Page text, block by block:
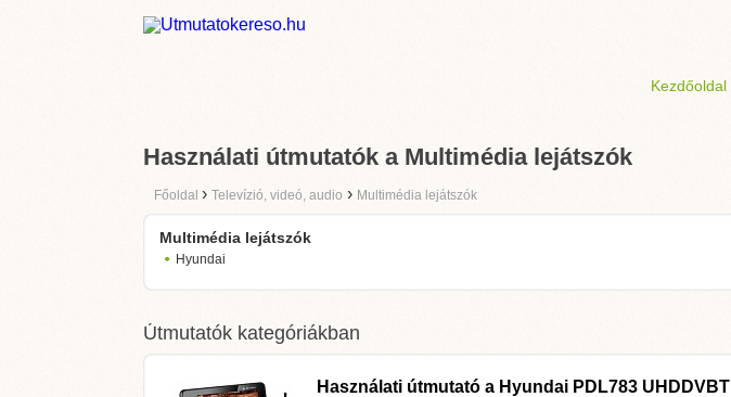
Kezdőoldal
Használati útmutatók a Multimédia lejátszók
Főoldal › Televízió, videó, audio › Multimédia lejátszók
Multimédia lejátszók
Hyundai
Útmutatók kategóriákban
Használati útmutató a Hyundai PDL783 UHDDVBT